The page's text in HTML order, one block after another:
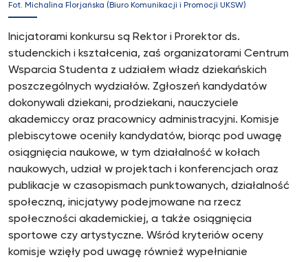
Fot. Michalina Florjańska (Biuro Komunikacji i Promocji UKSW)
Inicjatorami konkursu są Rektor i Prorektor ds.
studenckich i kształcenia, zaś organizatorami Centrum
Wsparcia Studenta z udziałem władz dziekańskich
poszczególnych wydziałów. Zgłoszeń kandydatów
dokonywali dziekani, prodziekani, nauczyciele
akademiccy oraz pracownicy administracyjni. Komisje
plebiscytowe oceniły kandydatów, biorąc pod uwagę
osiągnięcia naukowe, w tym działalność w kołach
naukowych, udział w projektach i konferencjach oraz
publikacje w czasopismach punktowanych, działalność
społeczną, inicjatywy podejmowane na rzecz
społeczności akademickiej, a także osiągnięcia
sportowe czy artystyczne. Wśród kryteriów oceny
komisje wzięły pod uwagę również wypełnianie